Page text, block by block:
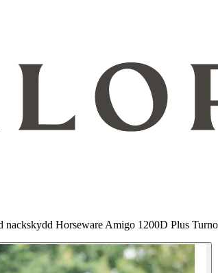
nackskydd Horseware Amigo 1200D Plus